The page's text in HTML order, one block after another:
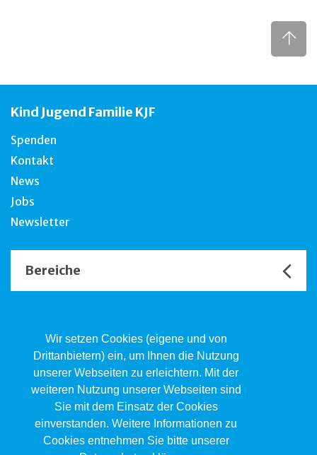
Wir setzen Cookies (eigene und von
Drittanbietern) ein, um Ihnen die Nutzung
unserer Webseiten zu erleichtern. Mit der
weiteren Nutzung unserer Webseiten sind
Sie mit dem Einsatz der Cookies
einverstanden. Weitere Informationen zu
Cookies entnehmen Sie bitte unserer
Kind Jugend Familie KJF
Spenden
Kontakt
News
Jobs
Newsletter
Bereiche
Kind.Jugend.Familie KJF
Poststrasse 2, Postfach, 4410 Liestal
061 551 17 77
kjf@jsw.swiss